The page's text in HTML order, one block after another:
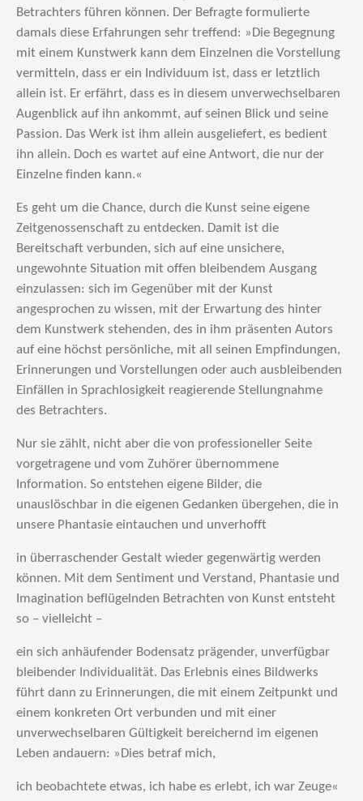
Betrachters führen können. Der Befragte formulierte
damals diese Erfahrungen sehr treffend: »Die Begegnung
mit einem Kunstwerk kann dem Einzelnen die Vorstellung
vermitteln, dass er ein Individuum ist, dass er letztlich
allein ist. Er erfährt, dass es in diesem unverwechselbaren
Augenblick auf ihn ankommt, auf seinen Blick und seine
Passion. Das Werk ist ihm allein ausgeliefert, es bedient
ihn allein. Doch es wartet auf eine Antwort, die nur der
Einzelne finden kann.«
Es geht um die Chance, durch die Kunst seine eigene
Zeitgenossenschaft zu entdecken. Damit ist die
Bereitschaft verbunden, sich auf eine unsichere,
ungewohnte Situation mit offen bleibendem Ausgang
einzulassen: sich im Gegenüber mit der Kunst
angesprochen zu wissen, mit der Erwartung des hinter
dem Kunstwerk stehenden, des in ihm präsenten Autors
auf eine höchst persönliche, mit all seinen Empfindungen,
Erinnerungen und Vorstellungen oder auch ausbleibenden
Einfällen in Sprachlosigkeit reagierende Stellungnahme
des Betrachters.
Nur sie zählt, nicht aber die von professioneller Seite
vorgetragene und vom Zuhörer übernommene
Information. So entstehen eigene Bilder, die
unauslöschbar in die eigenen Gedanken übergehen, die in
unsere Phantasie eintauchen und unverhofft
in überraschender Gestalt wieder gegenwärtig werden
können. Mit dem Sentiment und Verstand, Phantasie und
Imagination beflügelnden Betrachten von Kunst entsteht
so – vielleicht –
ein sich anhäufender Bodensatz prägender, unverfügbar
bleibender Individualität. Das Erlebnis eines Bildwerks
führt dann zu Erinnerungen, die mit einem Zeitpunkt und
einem konkreten Ort verbunden und mit einer
unverwechselbaren Gültigkeit bereichernd im eigenen
Leben andauern: »Dies betraf mich,
ich beobachtete etwas, ich habe es erlebt, ich war Zeuge«